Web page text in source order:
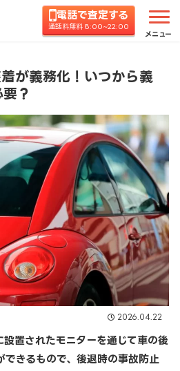
電話で査定する
通話料無料 8:00~22:00
メニュー
クルマのお役立ち情報 バッ
が義務化！いつから義
？
2026.04.22
設置されたモニターを通じて車の後
できるもので、後退時の事故防止